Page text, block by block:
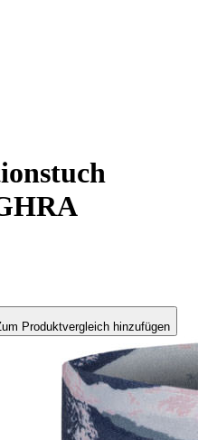
Produktvergleich hinzufügen